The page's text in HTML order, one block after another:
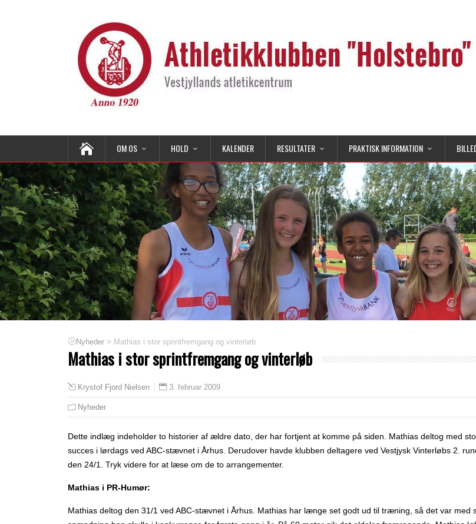
OM OS HOLD KALENDER RESULTATER PRAKTISK INFORMATION
Nyheder > Mathias i stor sprintfremgang og vinterløb
Mathias i stor sprintfremgang og vinterløb
Krystof Fjord Nielsen 3. februar 2009
Nyheder
Dette indlæg indeholder to historier af ældre dato, der har fortjent at komme på siden. Mathias deltog med
succes i lørdags ved ABC-stævnet i Århus. Derudover havde klubben deltagere ved Vestjysk Vinterløbs 2.
den 24/1. Tryk videre for at læse om de to arrangementer.
Mathias i PR-Humør:
Mathias deltog den 31/1 ved ABC-stævnet i Århus. Mathias har længe set godt ud til træning, så det var med